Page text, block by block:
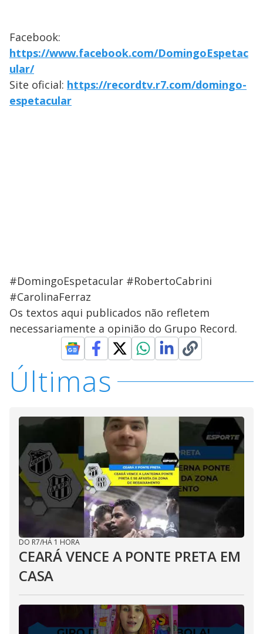
Facebook:
https://www.facebook.com/DomingoEspetac
ular/
Site oficial: https://recordtv.r7.com/domingo-
espetacular
#DomingoEspetacular #RobertoCabrini
#CarolinaFerraz
Os textos aqui publicados não refletem
necessariamente a opinião do Grupo Record.
Últimas
DO R7/HÁ 1 HORA
CEARÁ VENCE A PONTE PRETA EM
CASA